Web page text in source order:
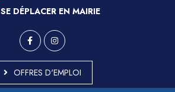
SE DÉPLACER EN MAIRIE
OFFRES D'EMPLOI